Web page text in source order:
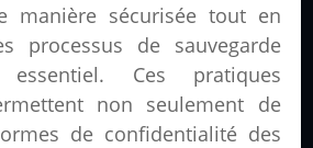
manière sécurisée tout en
processus de sauvegarde
Ces pratiques
non seulement de
de confidentialité des